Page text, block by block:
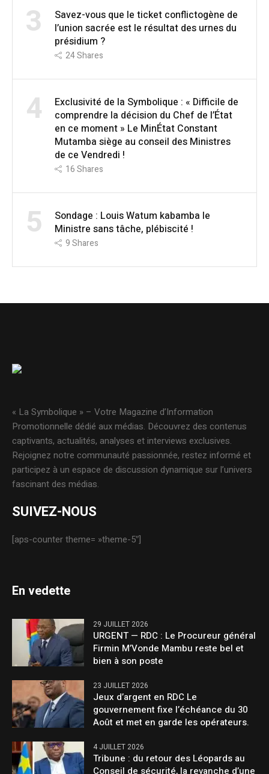
3
Savez-vous que le ticket conflictogène de
l’union sacrée est le résultat des urnes du
présidium ?
24Shares
4
Exclusivité de la Symbolique : « Difficile de
comprendre la décision du Chef de l’État
en ce moment » Le MinÉtat Constant
Mutamba siège au conseil des Ministres
de ce Vendredi !
16Shares
5
Sondage : Louis Watum kabamba le
Ministre sans tâche, plébiscité !
9Shares
« La Symbolique » – Votre Magazine d’Information
Promotionnelle dédié aux médias. Découvrez des contenus
captivants, actualités, analyses et interviews exclusives.
Rejoignez notre communauté passionnée, restez informé et
participez à un espace de discussion dynamique sur l’univers
fascinant des médias.
SUIVEZ-NOUS
[aps-counter theme= »theme-5″]
En vedette
29 JUILLET 2026
URGENT — RDC : Le Procureur général
Firmin M’Vonde Mambu reste bel et
bien à son poste
23 JUILLET 2026
Jeux d’argent en RDC Le
gouvernement fixe l’échéance du 30
Août et met en garde les opérateurs.
4 JUILLET 2026
Tribune : du retour des Léopards au
Conseil de sécurité, la revanche d’une